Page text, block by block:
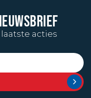
acties